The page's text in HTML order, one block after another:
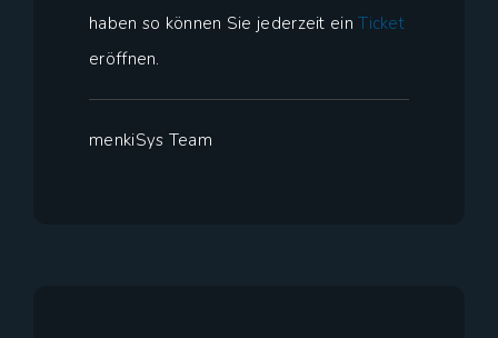
haben so können Sie jederzeit einTicket
eröffnen.
menkiSys Team